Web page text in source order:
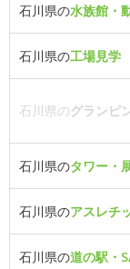
石川県の水族館・
石川県の工場見学
石川県のグランピ
石川県のタワー・
石川県のアスレチ
石川県の道の駅・